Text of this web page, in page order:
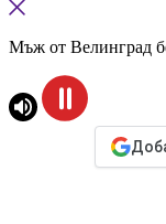
Мъж от Велинград